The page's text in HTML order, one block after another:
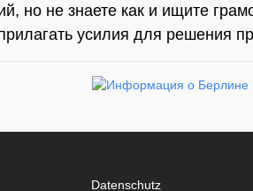
но не знаете как и ищите
усилия для решения
Datenschutz